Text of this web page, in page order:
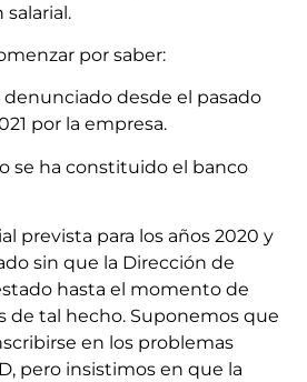
salarial.
por saber:
denunciado desde el pasado
por la empresa.
se ha constituido el banco
prevista para los años 2020 y
sin que la Dirección de
hasta el momento de
de tal hecho. Suponemos que
en los problemas
pero insistimos en que la